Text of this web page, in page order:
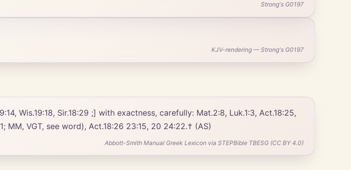
Strong's G0197
KJV-rendering — Strong's G0197
MM, VGT, see word), Act.18:26 23:15, 20 24:22.† (AS)
Abbott-Smith Manual Greek Lexicon via STEPBible TBESG (CC BY 4.0)